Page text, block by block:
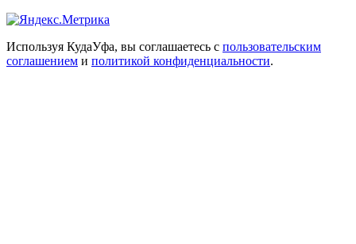
Используя КудаУфа, вы соглашаетесь с пользовательским
соглашением и политикой конфиденциальности.